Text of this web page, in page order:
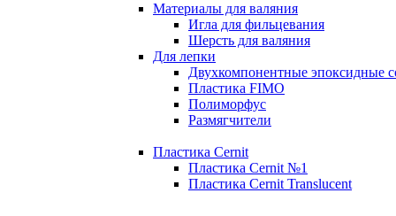
Материалы для валяния
Игла для фильцевания
Шерсть для валяния
Для лепки
Двухкомпонентные эпоксидные
Пластика FIMO
Полиморфус
Размягчители
Пластика Cernit
Пластика Cernit №1
Пластика Cernit Translucent